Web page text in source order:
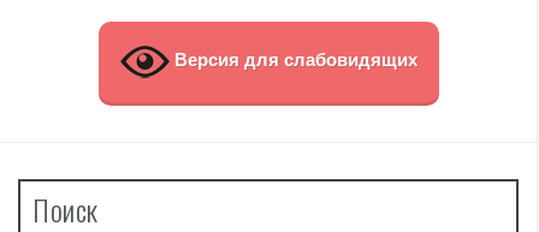
Версия для слабовидящих
Поиск